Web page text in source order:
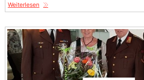
Weiterlesen